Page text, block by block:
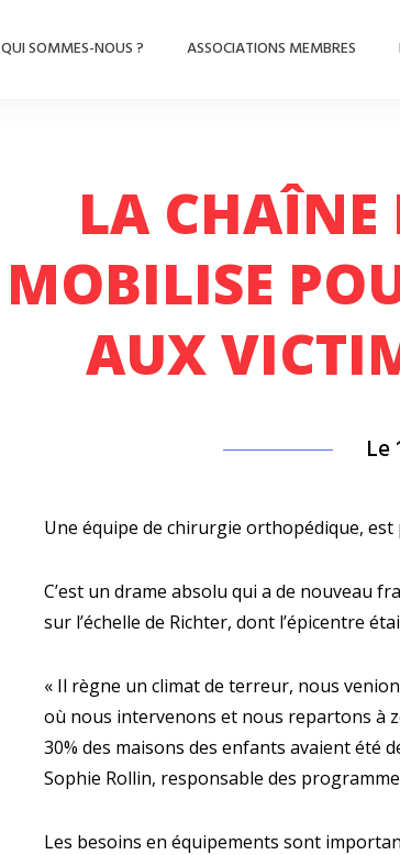
QUI SOMMES-NOUS ? ASSOCIATIONS MEMBRES
LA CHAÎNE
MOBILISE
AUX
Le
Une équipe de chirurgie orthopédique,
C’est un drame absolu qui a de nouveau
sur l’échelle de Richter, dont l’épicentre
« Il règne un climat de terreur, nous
où nous intervenons et nous repartons à
30% des maisons des enfants avaient été
Sophie Rollin, responsable des
Les besoins en équipements sont